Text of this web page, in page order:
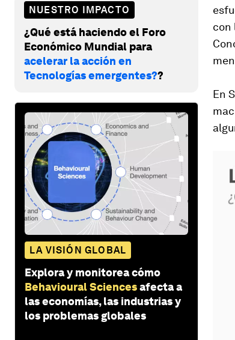
NUESTRO IMPACTO
¿Qué está haciendo el Foro
Económico Mundial para
acelerar la acción en
Tecnologías emergentes??
LA VISIÓN GLOBAL
Explora y monitorea cómo
Behavioural Sciencesafecta a
las economías, las industrias y
los problemas globales
con
En